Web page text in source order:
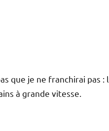
que je ne franchirai pas :
à grande vitesse.